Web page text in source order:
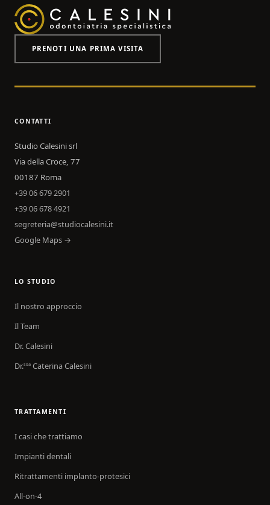
PRENOTI UNA PRIMA VISITA
CONTATTI
Studio Calesini srl
Via della Croce, 77
00187 Roma
+39 06 679 2901
+39 06 678 4921
segreteria@studiocalesini.it
Google Maps →
LO STUDIO
Il nostro approccio
Il Team
Dr. Calesini
Dr.ssa Caterina Calesini
TRATTAMENTI
I casi che trattiamo
Impianti dentali
Ritrattamenti implanto-protesici
All-on-4